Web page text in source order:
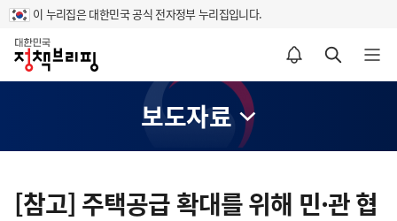
이 누리집은 대한민국 공식 전자정부 누리집입니다.
홈
알림설정 바로가기 검색 바로가기 메뉴 열기
보도자료
텐[참고] 주택공급 확대를 위해 민·관 협